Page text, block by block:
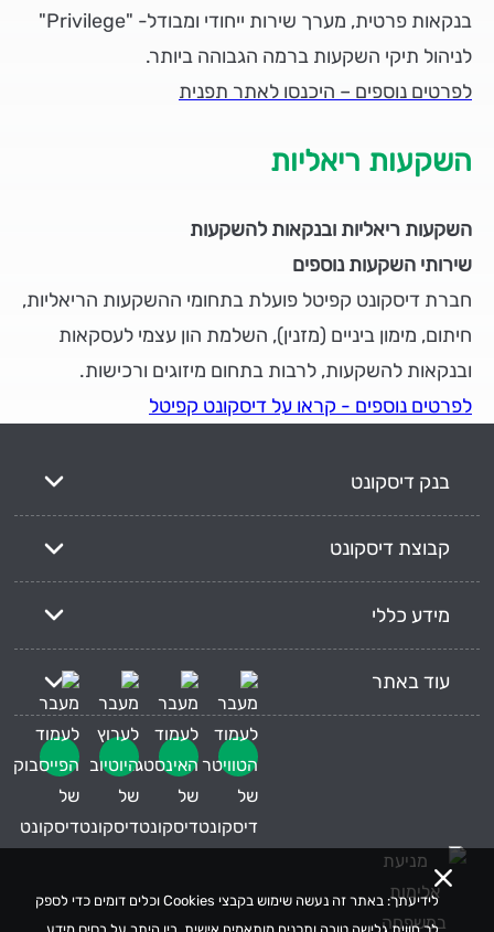
לידיעתך: באתר זה נעשה שימוש בקבצי Cookies וכלים דומים כדי לספק
בנקאות פרטית, מערך שירות ייחודי ומבודל- "Privilege"
לניהול תיקי השקעות ברמה הגבוהה ביותר.
לפרטים נוספים – היכנסו לאתר תפנית
השקעות ריאליות
השקעות ריאליות ובנקאות להשקעות
שירותי השקעות נוספים
חברת דיסקונט קפיטל פועלת בתחומי ההשקעות הריאליות,
חיתום, מימון ביניים (מזנין), השלמת הון עצמי לעסקאות
ובנקאות להשקעות, לרבות בתחום מיזוגים ורכישות.
לפרטים נוספים - קראו על דיסקונט קפיטל
בנק דיסקונט
קבוצת דיסקונט
מידע כללי
עוד באתר